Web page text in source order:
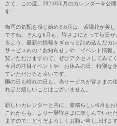
さて、この度、2024年6月のカレンダーを公
す！
梅雨の気配を感じ始める6月は、紫陽花が美
ですね。そんな6月も、皆さまにとって毎日
るよう、最新の情報をぎゅっと詰め込んだカ
サービス内の「お知らせ」や「イベント情報
覧いただけますので、ぜひアクセスしてみてく
今月の注目イベントや、お休みの日、特別な
ていただけると幸いです。
雨の日も晴れの日も、当サービスが皆さまの
れほど嬉しいことはございません。
新しいカレンダーと共に、素晴らしい6月をお
これからも、より一層皆さまに楽しんでいた
ますので、どうぞよろしくお願い申し上げます